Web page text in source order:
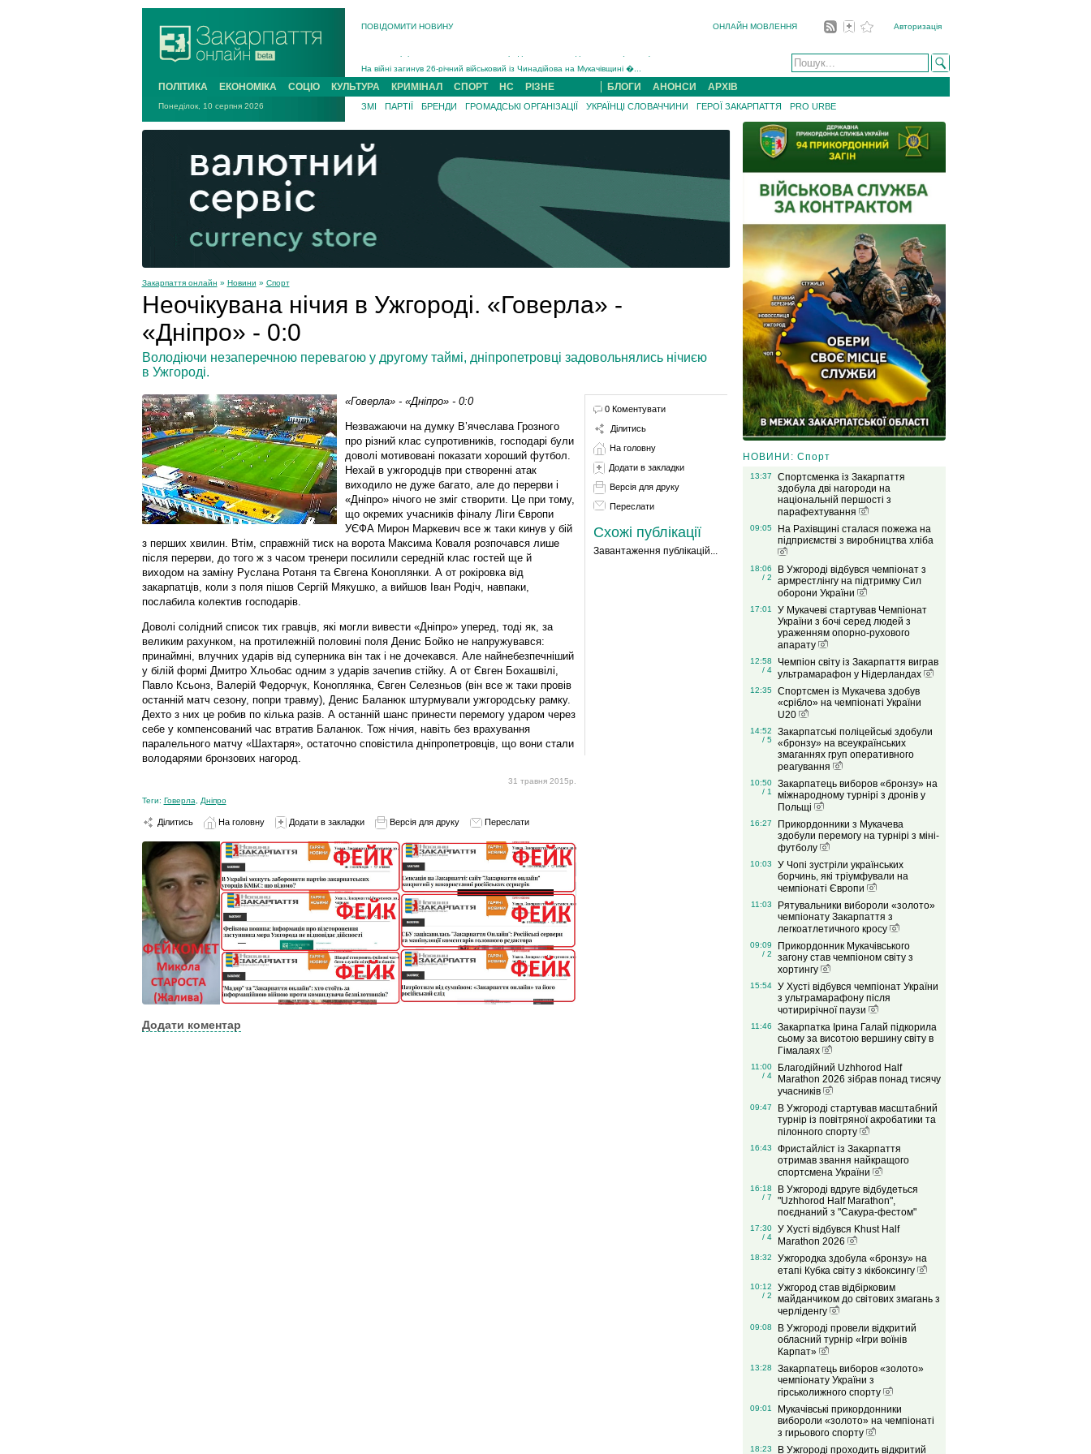
ПОВІДОМИТИ НОВИНУ ОНЛАЙН МОВЛЕННЯ Авторизація
Підтвердили загибель захисника із Нанкова на Хустщині Юліана Гербея (ФОТО)[/gree...
На війні загинув 26-річний військовий із Чинадійова на Мукачівщині �...
ПОЛІТИКА ЕКОНОМІКА СОЦІО КУЛЬТУРА КРИМІНАЛ СПОРТ НС РІЗНЕ БЛОГИ АНОНСИ АРХІВ
Понеділок, 10 серпня 2026 ЗМІ ПАРТІЇ БРЕНДИ ГРОМАДСЬКІ ОРГАНІЗАЦІЇ УКРАЇНЦІ СЛОВАЧЧИНИ ГЕРОЇ ЗАКАРПАТТЯ PRO URBE
Закарпаття онлайн » Новини » Спорт
Неочікувана нічия в Ужгороді. «Говерла» -
«Дніпро» - 0:0
Володіючи незаперечною перевагою у другому таймі, дніпропетровці задовольнялись нічиєю
в Ужгороді.
«Говерла» - «Дніпро» - 0:0
Незважаючи на думку В’ячеслава Грозного
про різний клас супротивників, господарі були
доволі мотивовані показати хороший футбол.
Нехай в ужгородців при створенні атак
виходило не дуже багато, але до перерви і
«Дніпро» нічого не зміг створити. Це при тому,
що окремих учасників фіналу Ліги Європи
УЄФА Мирон Маркевич все ж таки кинув у бій
з перших хвилин. Втім, справжній тиск на ворота Максима Коваля розпочався лише
після перерви, до того ж з часом тренери посилили середній клас гостей ще й
виходом на заміну Руслана Ротаня та Євгена Коноплянки. А от рокіровка від
закарпатців, коли з поля пішов Сергій Мякушко, а вийшов Іван Родіч, навпаки,
послабила колектив господарів.
Доволі солідний список тих гравців, які могли вивести «Дніпро» уперед, тоді як, за
великим рахунком, на протилежній половині поля Денис Бойко не напружувався:
принаймні, влучних ударів від суперника він так і не дочекався. Але найнебезпечніший
у білій формі Дмитро Хльобас одним з ударів зачепив стійку. А от Євген Бохашвілі,
Павло Ксьонз, Валерій Федорчук, Коноплянка, Євген Селезньов (він все ж таки провів
останній матч сезону, попри травму), Денис Баланюк штурмували ужгородську рамку.
Дехто з них це робив по кілька разів. А останній шанс принести перемогу ударом через
себе у компенсований час втратив Баланюк. Тож нічия, навіть без врахування
паралельного матчу «Шахтаря», остаточно сповістила дніпропетровців, що вони стали
володарями бронзових нагород.
31 травня 2015р.
Теги: Говерла Дніпро
Ділитись На головну Додати в закладки Версія для друку Переслати
Додати коментар
0 Коментувати
Ділитись
На головну
Додати в закладки
Версія для друку
Переслати
Схожі публікації
Завантаження публікацій...
НОВИНИ: Спорт
13:37
Спортсменка із Закарпаття
здобула дві нагороди на
національній першості з
парафехтування
09:05
На Рахівщині сталася пожежа на
підприємстві з виробництва хліба
18:06
/ 2
В Ужгороді відбувся чемпіонат з
армрестлінгу на підтримку Сил
оборони України
17:01
У Мукачеві стартував Чемпіонат
України з бочі серед людей з
ураженням опорно-рухового
апарату
12:58
/ 4
Чемпіон світу із Закарпаття виграв
ультрамарафон у Нідерландах
12:35
Спортсмен із Мукачева здобув
«срібло» на чемпіонаті України
U20
14:52
/ 5
Закарпатські поліцейські здобули
«бронзу» на всеукраїнських
змаганнях груп оперативного
реагування
10:50
/ 1
Закарпатець виборов «бронзу» на
міжнародному турнірі з дронів у
Польщі
16:27
Прикордонники з Мукачева
здобули перемогу на турнірі з міні-
футболу
10:03
У Чопі зустріли українських
борчинь, які тріумфували на
чемпіонаті Європи
11:03
Рятувальники вибороли «золото»
чемпіонату Закарпаття з
легкоатлетичного кросу
09:09
/ 2
Прикордонник Мукачівського
загону став чемпіоном світу з
хортингу
15:54
У Хусті відбувся чемпіонат України
з ультрамарафону після
чотирирічної паузи
11:46
Закарпатка Ірина Галай підкорила
сьому за висотою вершину світу в
Гімалаях
11:00
/ 4
Благодійний Uzhhorod Half
Marathon 2026 зібрав понад тисячу
учасників
09:47
В Ужгороді стартував масштабний
турнір із повітряної акробатики та
пілонного спорту
16:43
Фристайліст із Закарпаття
отримав звання найкращого
спортсмена України
16:18
/ 7
В Ужгороді вдруге відбудеться
"Uzhhorod Half Marathon",
поєднаний з "Сакура-фестом"
17:30
/ 4
У Хусті відбувся Khust Half
Marathon 2026
18:32
Ужгородка здобула «бронзу» на
етапі Кубка світу з кікбоксингу
10:12
/ 2
Ужгород став відбірковим
майданчиком до світових змагань з
черліденгу
09:08
В Ужгороді провели відкритий
обласний турнір «Ігри воїнів
Карпат»
13:28
Закарпатець виборов «золото»
чемпіонату України з
гірськолижного спорту
09:01
Мукачівські прикордонники
вибороли «золото» на чемпіонаті
з гирьового спорту
18:23
В Ужгороді проходить відкритий